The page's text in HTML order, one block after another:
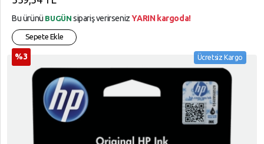
Bu ürünü BUGÜN sipariş verirsenizYARIN kargoda!
Sepete Ekle
Ücretsiz Kargo
%3